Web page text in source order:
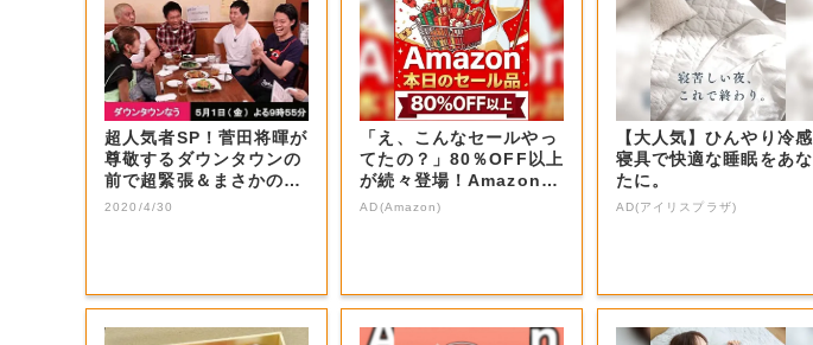
超人気者SP！菅田将暉が
尊敬するダウンタウンの
前で超緊張＆まさかの大
号泣！思いを...
2020/4/30
「え、こんなセールやっ
てたの？」80％OFF以上
が続々登場！Amazonの
本気が...
AD(Amazon)
【大人気】ひんやり冷感
寝具で快適な睡眠をあな
たに。
AD(アイリスプラザ)